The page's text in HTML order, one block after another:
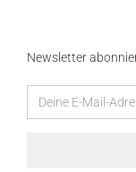
Newsletter